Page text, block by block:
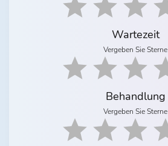
Wartezeit
Vergeben Sie Sterne
Behandlung
Vergeben Sie Sterne